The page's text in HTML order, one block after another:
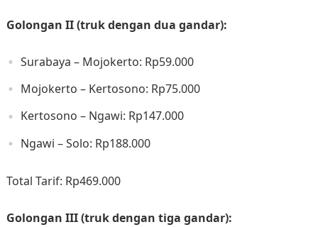
Golongan II (truk dengan dua gandar):
Surabaya – Mojokerto: Rp59.000​
Mojokerto – Kertosono: Rp75.000​
Kertosono – Ngawi: Rp147.000​
Ngawi – Solo: Rp188.000​
Total Tarif: Rp469.000​
Golongan III (truk dengan tiga gandar):